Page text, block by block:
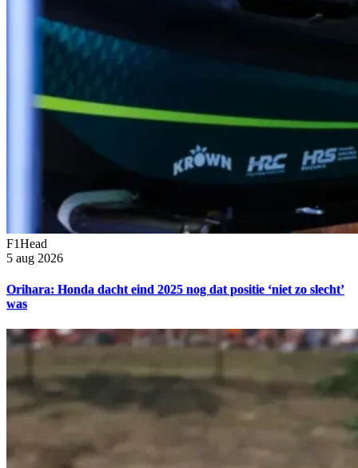
F1Head
5 aug 2026
Orihara: Honda dacht eind 2025 nog dat positie ‘niet zo slecht’
was